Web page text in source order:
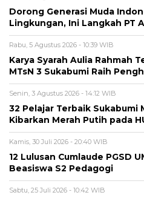
Dorong Generasi Muda
Lingkungan, Ini Langkah PT
Rabu, 5 Agustus 2026 - 10:39 WIB
Karya Syarah Aulia Rahmah
MTsN 3 Sukabumi Raih
Senin, 3 Agustus 2026 - 14:12 WIB
32 Pelajar Terbaik Sukabumi
Kibarkan Merah Putih pada
Kamis, 30 Juli 2026 - 20:40 WIB
12 Lulusan Cumlaude PGSD
Beasiswa S2 Pedagogi
Sabtu, 25 Juli 2026 - 10:42 WIB